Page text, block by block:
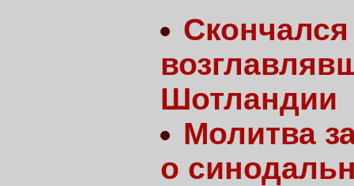
Шотландии
Молитва
о